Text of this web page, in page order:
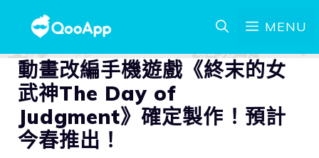
MENU
動畫改編手機遊戲《終末的女
武神The Day of
Judgment》確定製作！預計
今春推出！